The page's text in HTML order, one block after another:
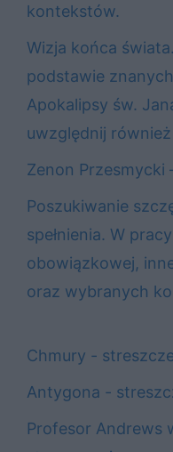
kontekstów.
Wizja końca
podstawie
Apokalipsy św.
uwzględnij
Zenon Przesmycki
Poszukiwanie
spełnienia. W
obowiązkowej,
oraz wybranych
Chmury -
Antygona -
Profesor Andrews